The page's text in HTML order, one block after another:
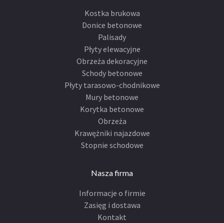
Kostka brukowa
Donice betonowe
Palisady
Płyty elewacyjne
Obrzeża dekoracyjne
Schody betonowe
Płyty tarasowo-chodnikowe
Mury betonowe
Korytka betonowe
Obrzeża
Krawężniki najazdowe
Stopnie schodowe
Nasza firma
Informacje o firmie
Zasięg i dostawa
Kontakt